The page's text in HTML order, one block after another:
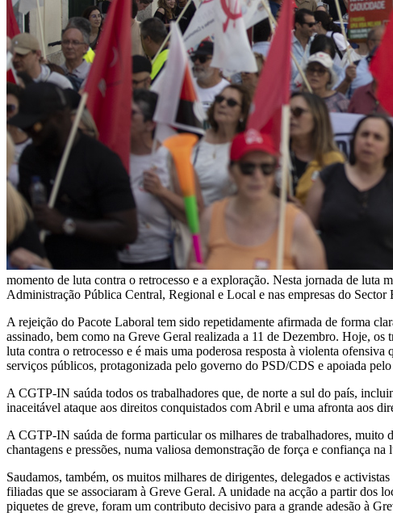
momento de luta contra o retrocesso e a exploração. Nesta jornada de luta
Administração Pública Central, Regional e Local e nas empresas do Sector
A rejeição do Pacote Laboral tem sido repetidamente afirmada de forma
assinado, bem como na Greve Geral realizada a 11 de Dezembro. Hoje,
luta contra o retrocesso e é mais uma poderosa resposta à violenta
serviços públicos, protagonizada pelo governo do PSD/CDS e apoiada
A CGTP-IN saúda todos os trabalhadores que, de norte a sul do país,
inaceitável ataque aos direitos conquistados com Abril e uma afronta aos
A CGTP-IN saúda de forma particular os milhares de trabalhadores, muito
chantagens e pressões, numa valiosa demonstração de força e confiança
Saudamos, também, os muitos milhares de dirigentes, delegados e
filiadas que se associaram à Greve Geral. A unidade na acção a partir dos
piquetes de greve, foram um contributo decisivo para a grande adesão à